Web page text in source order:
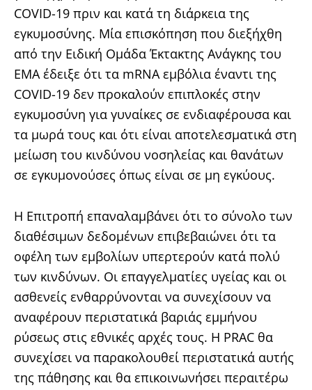
COVID-19 πριν και κατά τη διάρκεια της
εγκυμοσύνης. Μία επισκόπηση που διεξήχθη
από την Ειδική Ομάδα Έκτακτης Ανάγκης του
ΕΜΑ έδειξε ότι τα mRNA εμβόλια έναντι της
COVID-19 δεν προκαλούν επιπλοκές στην
εγκυμοσύνη για γυναίκες σε ενδιαφέρουσα και
τα μωρά τους και ότι είναι αποτελεσματικά στη
μείωση του κινδύνου νοσηλείας και θανάτων
σε εγκυμονούσες όπως είναι σε μη εγκύους.
Η Επιτροπή επαναλαμβάνει ότι το σύνολο των
διαθέσιμων δεδομένων επιβεβαιώνει ότι τα
οφέλη των εμβολίων υπερτερούν κατά πολύ
των κινδύνων. Οι επαγγελματίες υγείας και οι
ασθενείς ενθαρρύνονται να συνεχίσουν να
αναφέρουν περιστατικά βαριάς εμμήνου
ρύσεως στις εθνικές αρχές τους. Η PRAC θα
συνεχίσει να παρακολουθεί περιστατικά αυτής
της πάθησης και θα επικοινωνήσει περαιτέρω